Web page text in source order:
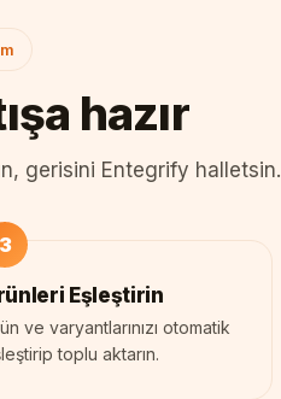
hazır
gerisini Entegrify halletsin.
Eşleştirin
ve varyantlarınızı otomatik
toplu aktarın.